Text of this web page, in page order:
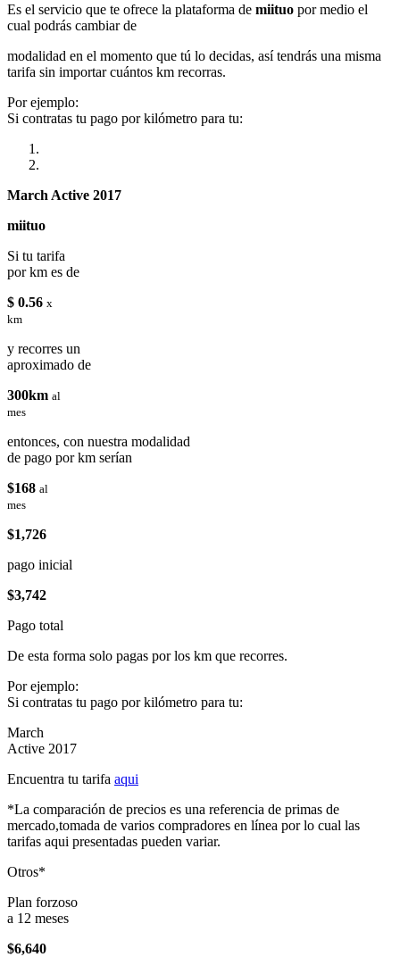
Es el servicio que te ofrece la plataforma de miituo por medio el
cual podrás cambiar de
modalidad en el momento que tú lo decidas, así tendrás una misma
tarifa sin importar cuántos km recorras.
Por ejemplo:
Si contratas tu pago por kilómetro para tu:
March Active 2017
miituo
Si tu tarifa
por km es de
$ 0.56 x
km
y recorres un
aproximado de
300km al
mes
entonces, con nuestra modalidad
de pago por km serían
$168 al
mes
$1,726
pago inicial
$3,742
Pago total
De esta forma solo pagas por los km que recorres.
Por ejemplo:
Si contratas tu pago por kilómetro para tu:
March
Active 2017
Encuentra tu tarifa aqui
*La comparación de precios es una referencia de primas de
mercado,tomada de varios compradores en línea por lo cual las
tarifas aqui presentadas pueden variar.
Otros*
Plan forzoso
a 12 meses
$6,640